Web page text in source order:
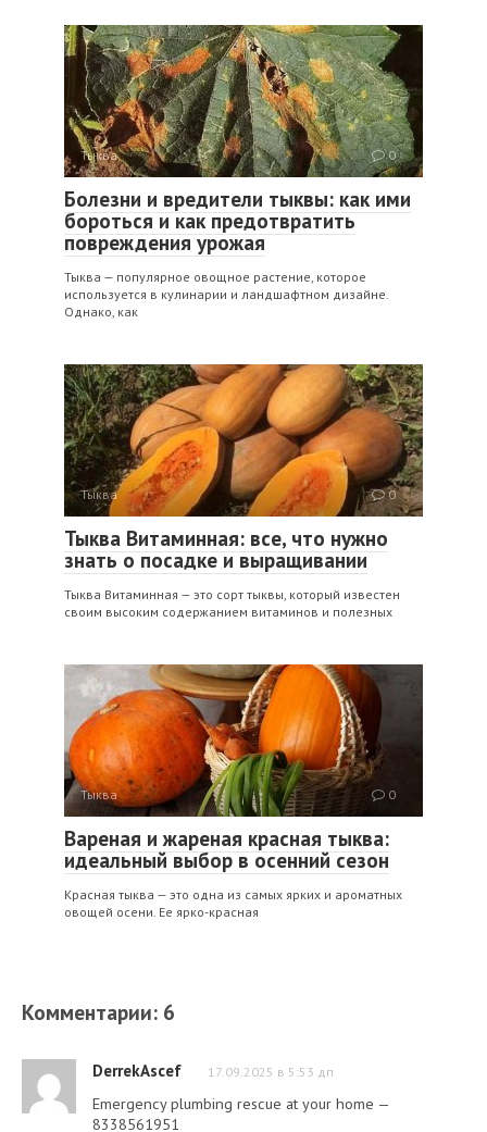
Тыква 0
Болезни и вредители тыквы: как ими
бороться и как предотвратить
повреждения урожая
Тыква — популярное овощное растение, которое
используется в кулинарии и ландшафтном дизайне.
Однако, как
Тыква 0
Тыква Витаминная: все, что нужно
знать о посадке и выращивании
Тыква Витаминная — это сорт тыквы, который известен
своим высоким содержанием витаминов и полезных
Тыква 0
Вареная и жареная красная тыква:
идеальный выбор в осенний сезон
Красная тыква — это одна из самых ярких и ароматных
овощей осени. Ее ярко-красная
Комментарии: 6
DerrekAscef 17.09.2025 в 5:53 дп
Emergency plumbing rescue at your home —
8338561951